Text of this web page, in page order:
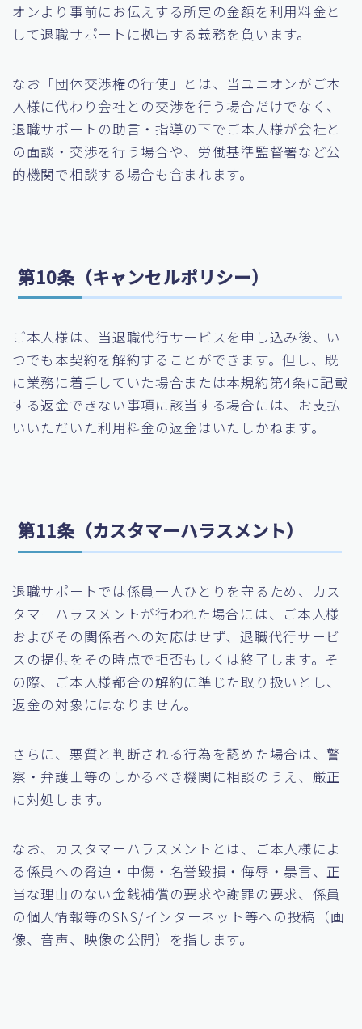
オンより事前にお伝えする所定の金額を利用料金と
して退職サポートに拠出する義務を負います。
なお「団体交渉権の行使」とは、当ユニオンがご本
人様に代わり会社との交渉を行う場合だけでなく、
退職サポートの助言・指導の下でご本人様が会社と
の面談・交渉を行う場合や、労働基準監督署など公
的機関で相談する場合も含まれます。
第10条（キャンセルポリシー）
ご本人様は、当退職代行サービスを申し込み後、い
つでも本契約を解約することができます。但し、既
に業務に着手していた場合または本規約第4条に記載
する返金できない事項に該当する場合には、お支払
いいただいた利用料金の返金はいたしかねます。
第11条（カスタマーハラスメント）
退職サポートでは係員一人ひとりを守るため、カス
タマーハラスメントが行われた場合には、ご本人様
およびその関係者への対応はせず、退職代行サービ
スの提供をその時点で拒否もしくは終了します。そ
の際、ご本人様都合の解約に準じた取り扱いとし、
返金の対象にはなりません。
さらに、悪質と判断される行為を認めた場合は、警
察・弁護士等のしかるべき機関に相談のうえ、厳正
に対処します。
なお、カスタマーハラスメントとは、ご本人様によ
る係員への脅迫・中傷・名誉毀損・侮辱・暴言、正
当な理由のない金銭補償の要求や謝罪の要求、係員
の個人情報等のSNS/インターネット等への投稿（画
像、音声、映像の公開）を指します。